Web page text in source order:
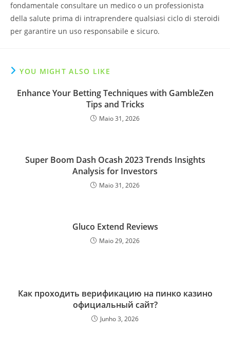
fondamentale consultare un medico o un professionista
della salute prima di intraprendere qualsiasi ciclo di steroidi
per garantire un uso responsabile e sicuro.
YOU MIGHT ALSO LIKE
Enhance Your Betting Techniques with GambleZen
Tips and Tricks
Maio 31, 2026
Super Boom Dash Ocash 2023 Trends Insights
Analysis for Investors
Maio 31, 2026
Gluco Extend Reviews
Maio 29, 2026
Как проходить верификацию на пинко казино
официальный сайт?
Junho 3, 2026